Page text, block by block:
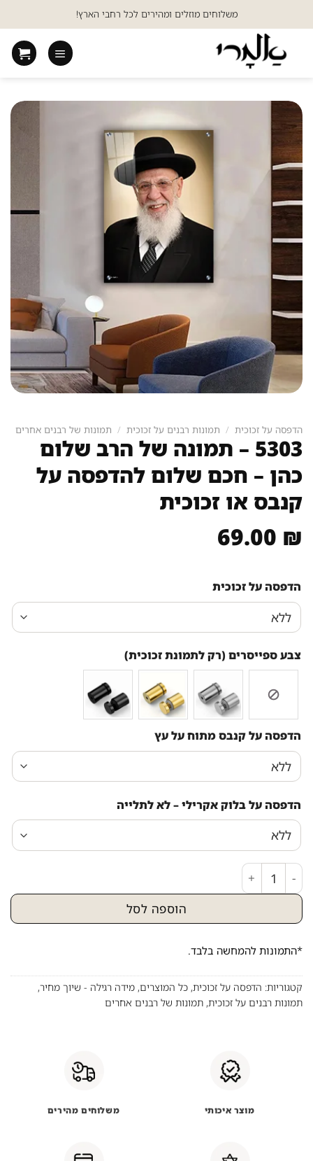
to
content
משלוחים מוזלים ומהירים לכל רחבי הארץ!
הדפסה על זכוכית / תמונות רבנים על זכוכית / תמונות של רבנים אחרים
5303 – תמונה של הרב שלום
כהן – חכם שלום להדפסה על
קנבס או זכוכית
69.00 ₪
הדפסה על זכוכית
צבע ספייסרים (רק לתמונת זכוכית)
הדפסה על קנבס מתוח על עץ
הדפסה על בלוק אקרילי – לא לתלייה
כמות של 5303 - תמונה של הרב שלום כהן - חכם שלום להדפסה על קנבס או זכוכית
הוספה לסל
*התמונות להמחשה בלבד.
קטגוריות: הדפסה על זכוכית, כל המוצרים, מידה רגילה - שיוך מחיר,
תמונות רבנים על זכוכית, תמונות של רבנים אחרים
מוצר איכותי משלוחים מהירים